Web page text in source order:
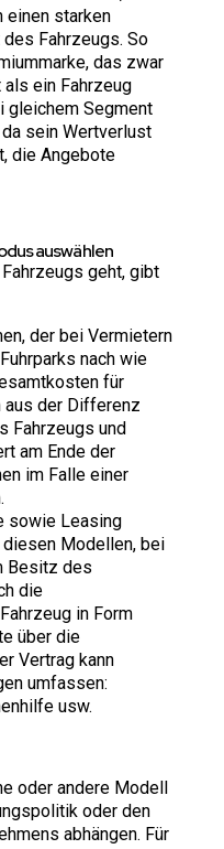
einen starken
Fahrzeugs. So
das zwar
ein Fahrzeug
gleichem Segment
sein Wertverlust
die Angebote
auswählen
geht, gibt
der bei Vermietern
nach wie
für
der Differenz
Fahrzeugs und
am Ende der
im Falle einer
sowie Leasing
Modellen, bei
Besitz des
die
in Form
über die
Vertrag kann
umfassen:
usw.
oder andere Modell
oder den
abhängen. Für